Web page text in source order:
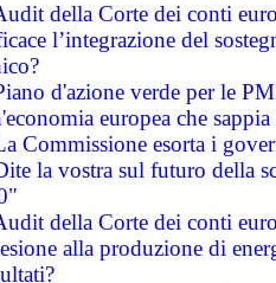
della Corte dei conti
l’integrazione del
d'azione verde per le
europea che
Commissione esorta i
la vostra sul futuro della
della Corte dei conti
alla produzione di